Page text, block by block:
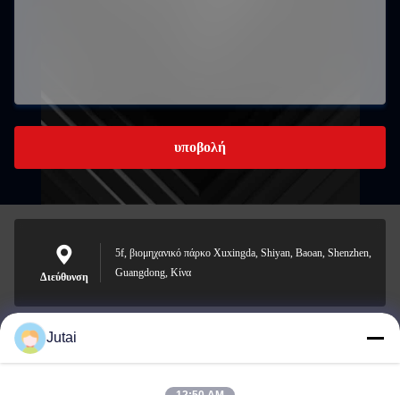
υποβολή
Διεύθυνση
5f, βιομηχανικό πάρκο Xuxingda, Shiyan, Baoan, Shenzhen,
Guangdong, Κίνα
jutaisales18@gmail.com
Jutai